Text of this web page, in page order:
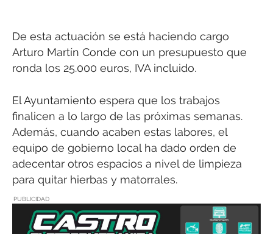
De esta actuación se está haciendo cargo
Arturo Martín Conde con un presupuesto que
ronda los 25.000 euros, IVA incluido.
El Ayuntamiento espera que los trabajos
finalicen a lo largo de las próximas semanas.
Además, cuando acaben estas labores, el
equipo de gobierno local ha dado orden de
adecentar otros espacios a nivel de limpieza
para quitar hierbas y matorrales.
PUBLICIDAD